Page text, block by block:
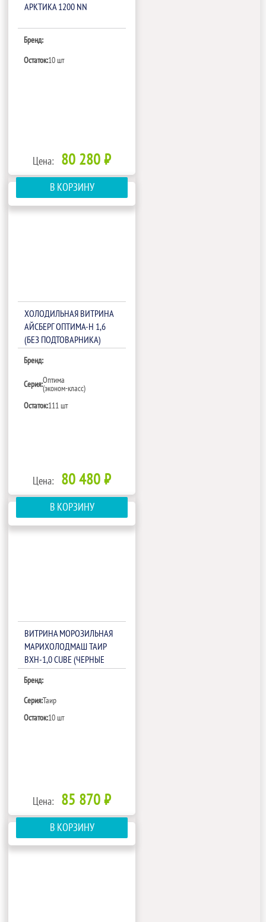
АРКТИКА 1200 NN
Бренд:
Остаток:10 шт
Цена: 80 280 ₽
В КОРЗИНУ
ХОЛОДИЛЬНАЯ ВИТРИНА
АЙСБЕРГ ОПТИМА-Н 1,6
(БЕЗ ПОДТОВАРНИКА)
Бренд:
Серия:Оптима
(эконом-класс)
Остаток:111 шт
Цена: 80 480 ₽
В КОРЗИНУ
ВИТРИНА МОРОЗИЛЬНАЯ
МАРИХОЛОДМАШ ТАИР
ВХН-1,0 CUBE (ЧЕРНЫЕ
Бренд:
Серия:Таир
Остаток:10 шт
Цена: 85 870 ₽
В КОРЗИНУ